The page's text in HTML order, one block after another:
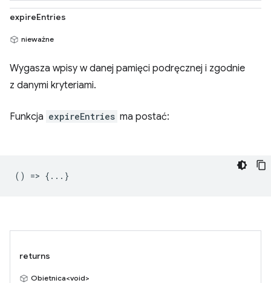
expireEntries
nieważne
Wygasza wpisy w danej pamięci podręcznej i zgodnie
z danymi kryteriami.
Funkcja expireEntries ma postać:
() => {...}
returns
Obietnica<void>